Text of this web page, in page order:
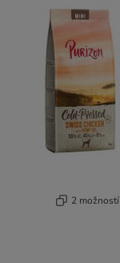
2 možností